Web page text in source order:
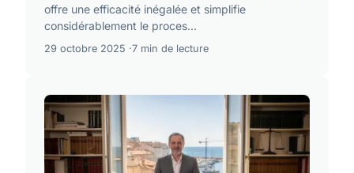
offre une efficacité inégalée et simplifie
considérablement le proces...
29 octobre 2025 7 min de lecture